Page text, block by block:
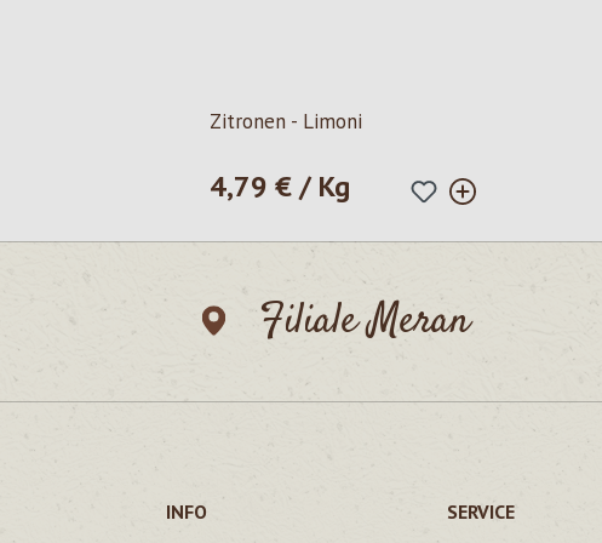
Zitronen - Limoni
Regulärer Preis:
4,79 € / Kg
Filiale Meran
INFO SERVICE